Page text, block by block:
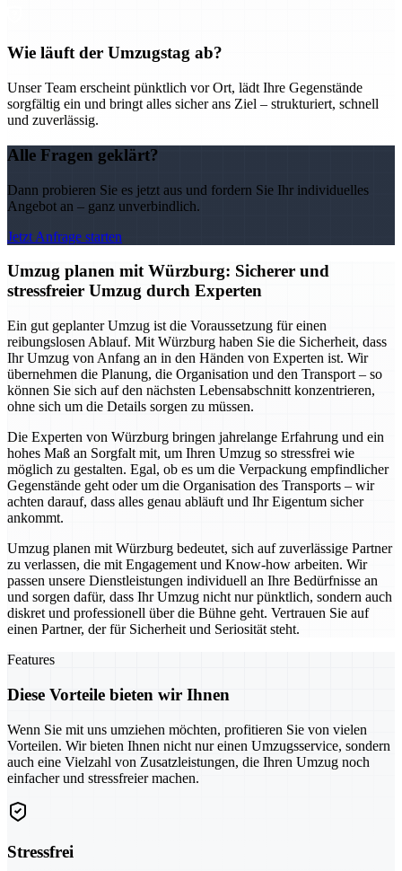
Wie läuft der Umzugstag ab?
Unser Team erscheint pünktlich vor Ort, lädt Ihre Gegenstände
sorgfältig ein und bringt alles sicher ans Ziel – strukturiert, schnell
und zuverlässig.
Alle Fragen geklärt?
Dann probieren Sie es jetzt aus und fordern Sie Ihr individuelles
Angebot an – ganz unverbindlich.
Jetzt Anfrage starten
Umzug planen mit Würzburg: Sicherer und
stressfreier Umzug durch Experten
Ein gut geplanter Umzug ist die Voraussetzung für einen
reibungslosen Ablauf. Mit Würzburg haben Sie die Sicherheit, dass
Ihr Umzug von Anfang an in den Händen von Experten ist. Wir
übernehmen die Planung, die Organisation und den Transport – so
können Sie sich auf den nächsten Lebensabschnitt konzentrieren,
ohne sich um die Details sorgen zu müssen.
Die Experten von Würzburg bringen jahrelange Erfahrung und ein
hohes Maß an Sorgfalt mit, um Ihren Umzug so stressfrei wie
möglich zu gestalten. Egal, ob es um die Verpackung empfindlicher
Gegenstände geht oder um die Organisation des Transports – wir
achten darauf, dass alles genau abläuft und Ihr Eigentum sicher
ankommt.
Umzug planen mit Würzburg bedeutet, sich auf zuverlässige Partner
zu verlassen, die mit Engagement und Know-how arbeiten. Wir
passen unsere Dienstleistungen individuell an Ihre Bedürfnisse an
und sorgen dafür, dass Ihr Umzug nicht nur pünktlich, sondern auch
diskret und professionell über die Bühne geht. Vertrauen Sie auf
einen Partner, der für Sicherheit und Seriosität steht.
Features
Diese Vorteile bieten wir Ihnen
Wenn Sie mit uns umziehen möchten, profitieren Sie von vielen
Vorteilen. Wir bieten Ihnen nicht nur einen Umzugsservice, sondern
auch eine Vielzahl von Zusatzleistungen, die Ihren Umzug noch
einfacher und stressfreier machen.
Stressfrei